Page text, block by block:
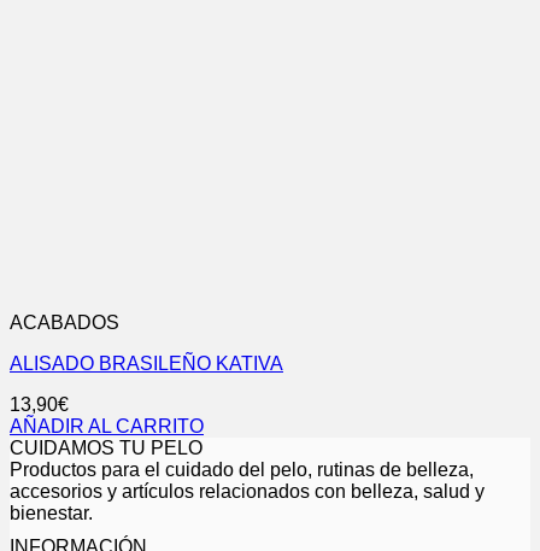
ACABADOS
ALISADO BRASILEÑO KATIVA
13,90€
AÑADIR AL CARRITO
CUIDAMOS TU PELO
Productos para el cuidado del pelo, rutinas de belleza,
accesorios y artículos relacionados con belleza, salud y
bienestar.